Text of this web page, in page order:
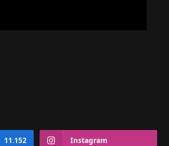
11.152 Instagram